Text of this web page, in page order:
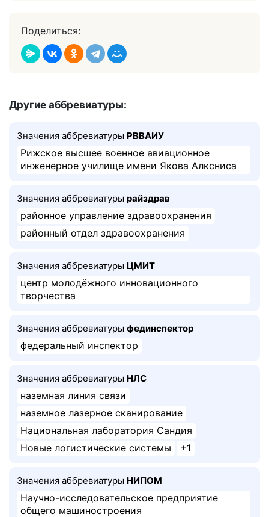
Поделиться:
Другие аббревиатуры:
Значения аббревиатуры РВВАИУ
Рижское высшее военное авиационное
инженерное училище имени Якова Алксниса
Значения аббревиатуры райздрав
районное управление здравоохранения
районный отдел здравоохранения
Значения аббревиатуры ЦМИТ
центр молодёжного инновационного
творчества
Значения аббревиатуры фединспектор
федеральный инспектор
Значения аббревиатуры НЛС
наземная линия связи
наземное лазерное сканирование
Национальная лаборатория Сандия
Новые логистические системы
+1
Значения аббревиатуры НИПОМ
Научно-исследовательское предприятие
общего машиностроения